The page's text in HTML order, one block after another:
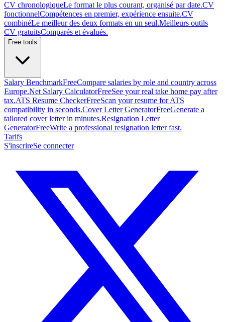
CV chronologiqueLe format le plus courant, organisé par date.CV
fonctionnelCompétences en premier, expérience ensuite.CV
combinéLe meilleur des deux formats en un seul.Meilleurs outils
CV gratuitsComparés et évalués.
Free tools
Salary BenchmarkFreeCompare salaries by role and country across
Europe.Net Salary CalculatorFreeSee your real take home pay after
tax.ATS Resume CheckerFreeScan your resume for ATS
compatibility in seconds.Cover Letter GeneratorFreeGenerate a
tailored cover letter in minutes.Resignation Letter
GeneratorFreeWrite a professional resignation letter fast.
Tarifs
S'inscrireSe connecter